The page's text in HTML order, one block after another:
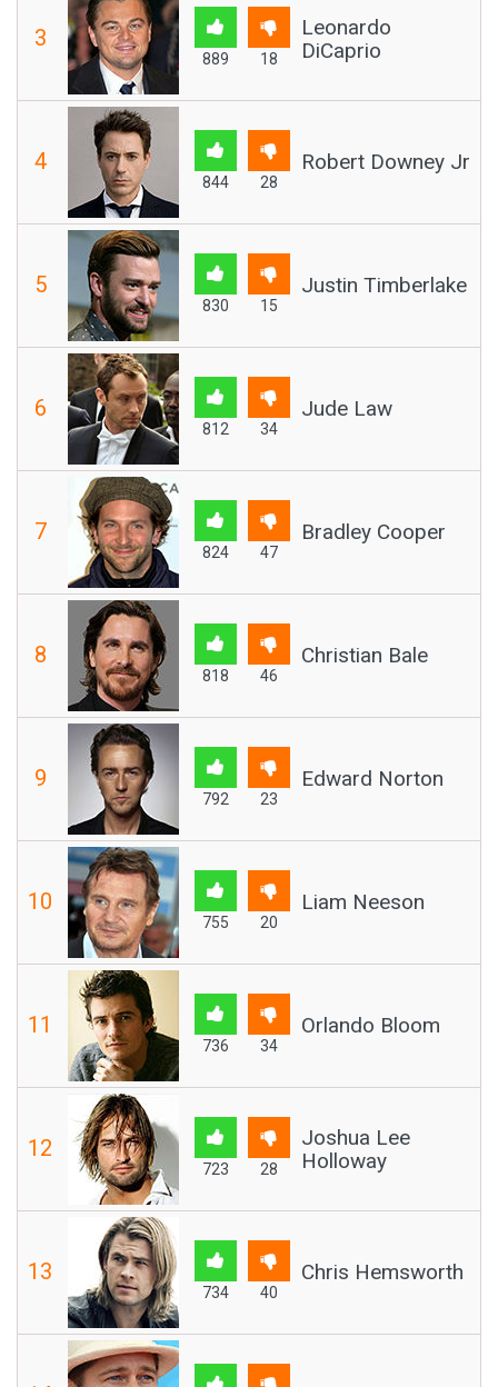
3
889 18
Leonardo
DiCaprio
4
844 28
Robert Downey Jr
5
830 15
Justin Timberlake
6
812 34
Jude Law
7
824 47
Bradley Cooper
8
818 46
Christian Bale
9
792 23
Edward Norton
10
755 20
Liam Neeson
11
736 34
Orlando Bloom
12
723 28
Joshua Lee
Holloway
13
734 40
Chris Hemsworth